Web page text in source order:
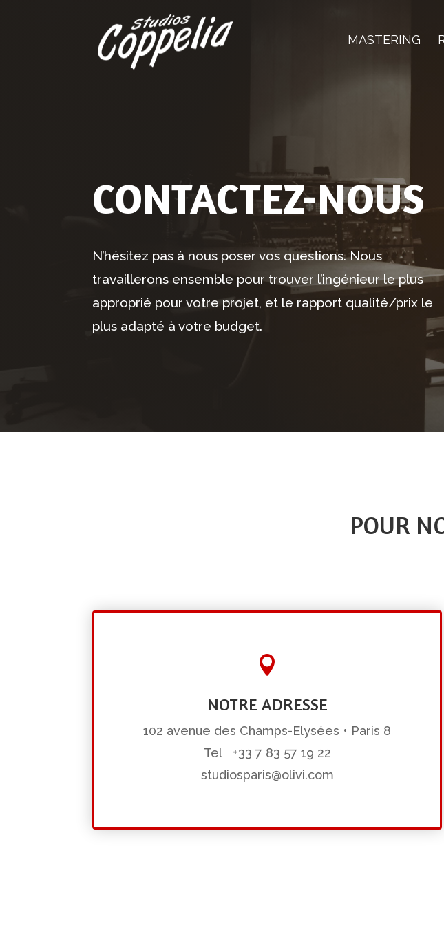
MASTERING
CONTACTEZ-NOUS
N’hésitez pas à nous poser vos questions. Nous
travaillerons ensemble pour trouver l’ingénieur le plus
approprié pour votre projet, et le rapport qualité/prix le
plus adapté à votre budget.
POUR

NOTRE ADRESSE
102 avenue des Champs-Elysées • Paris 8
Tel +33 7 83 57 19 22
studiosparis@olivi.com